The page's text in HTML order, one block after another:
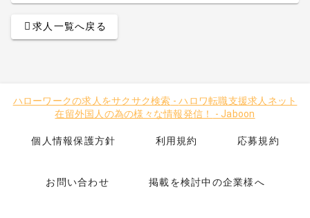
求人一覧へ戻る
ハローワークの求人をサクサク検索 -ハロワ転職支援求人ネット
在留外国人の為の様々な情報発信！
- Jaboon
個人情報保護方針 利用規約 応募規約
お問い合わせ 掲載を検討中の企業様へ